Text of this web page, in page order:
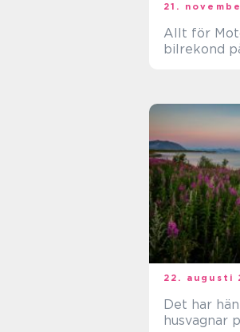
21.
Allt för
bilrekond
22. augusti
Det har
husvagnar